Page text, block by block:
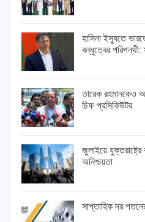
হাসিনা ইস্যুতে
বন্ধুত্বের পরিপন্থী:
তারেক রহমানকেও
চিফ প্রসিকিউটর
জুলাইয়ে
অনিশ্চয়তা
সাপ্তাহিক দর